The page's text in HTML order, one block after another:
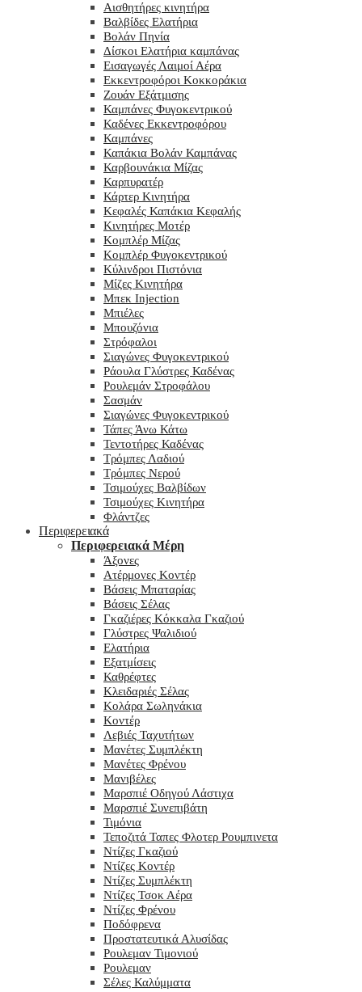
Αισθητήρες κινητήρα
Βαλβίδες Ελατήρια
Βολάν Πηνία
Δίσκοι Ελατήρια καμπάνας
Εισαγωγές Λαιμοί Αέρα
Εκκεντροφόροι Κοκκοράκια
Ζουάν Εξάτμισης
Καμπάνες Φυγοκεντρικού
Καδένες Εκκεντροφόρου
Καμπάνες
Καπάκια Βολάν Καμπάνας
Καρβουνάκια Μίζας
Καρπυρατέρ
Κάρτερ Κινητήρα
Κεφαλές Καπάκια Κεφαλής
Κινητήρες Μοτέρ
Κομπλέρ Μίζας
Κομπλέρ Φυγοκεντρικού
Κύλινδροι Πιστόνια
Μίζες Κινητήρα
Μπεκ Injection
Μπιέλες
Μπουζόνια
Στρόφαλοι
Σιαγώνες Φυγοκεντρικού
Ράουλα Γλύστρες Καδένας
Ρουλεμάν Στροφάλου
Σασμάν
Σιαγώνες Φυγοκεντρικού
Τάπες Άνω Κάτω
Τεντοτήρες Καδένας
Τρόμπες Λαδιού
Τρόμπες Νερού
Τσιμούχες Βαλβίδων
Τσιμούχες Κινητήρα
Φλάντζες
Περιφερειακά
Περιφερειακά Μέρη
Άξονες
Ατέρμονες Κοντέρ
Βάσεις Μπαταρίας
Βάσεις Σέλας
Γκαζιέρες Κόκκαλα Γκαζιού
Γλύστρες Ψαλιδιού
Ελατήρια
Εξατμίσεις
Καθρέφτες
Κλειδαριές Σέλας
Κολάρα Σωληνάκια
Κοντέρ
Λεβιές Ταχυτήτων
Μανέτες Συμπλέκτη
Μανέτες Φρένου
Μανιβέλες
Μαρσπιέ Οδηγού Λάστιχα
Μαρσπιέ Συνεπιβάτη
Τιμόνια
Τεποζιτά Ταπες Φλοτερ Ρουμπινετα
Ντίζες Γκαζιού
Ντίζες Κοντέρ
Ντίζες Συμπλέκτη
Ντίζες Τσοκ Αέρα
Ντίζες Φρένου
Ποδόφρενα
Προστατευτικά Αλυσίδας
Ρουλεμαν Τιμονιού
Ρουλεμαν
Σέλες Καλύμματα